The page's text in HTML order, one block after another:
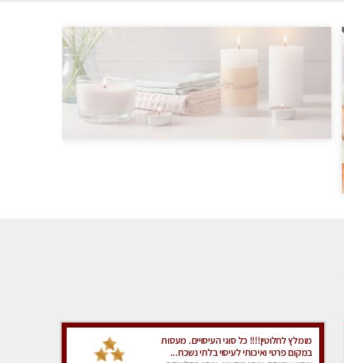
מומלץ לחלוטין!!!! כל סוגי העיסויים. מעסות
במקום פרטי ואיכותי לעיסוי בלתי נשכח...